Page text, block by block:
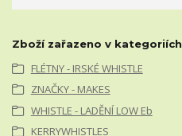
Zboží zařazeno v kategoriích
FLÉTNY - IRSKÉ WHISTLE
ZNAČKY - MAKES
WHISTLE - LADĚNÍ LOW Eb
KERRYWHISTLES